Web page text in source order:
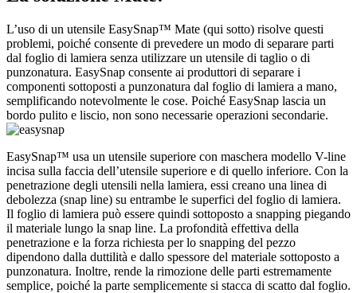
L’uso di un utensile EasySnap™ Mate (qui sotto) risolve questi
problemi, poiché consente di prevedere un modo di separare parti
dal foglio di lamiera senza utilizzare un utensile di taglio o di
punzonatura. EasySnap consente ai produttori di separare i
componenti sottoposti a punzonatura dal foglio di lamiera a mano,
semplificando notevolmente le cose. Poiché EasySnap lascia un
bordo pulito e liscio, non sono necessarie operazioni secondarie.
EasySnap™ usa un utensile superiore con maschera modello V-line
incisa sulla faccia dell’utensile superiore e di quello inferiore. Con la
penetrazione degli utensili nella lamiera, essi creano una linea di
debolezza (snap line) su entrambe le superfici del foglio di lamiera.
Il foglio di lamiera può essere quindi sottoposto a snapping piegando
il materiale lungo la snap line. La profondità effettiva della
penetrazione e la forza richiesta per lo snapping del pezzo
dipendono dalla duttilità e dallo spessore del materiale sottoposto a
punzonatura. Inoltre, rende la rimozione delle parti estremamente
semplice, poiché la parte semplicemente si stacca di scatto dal foglio.